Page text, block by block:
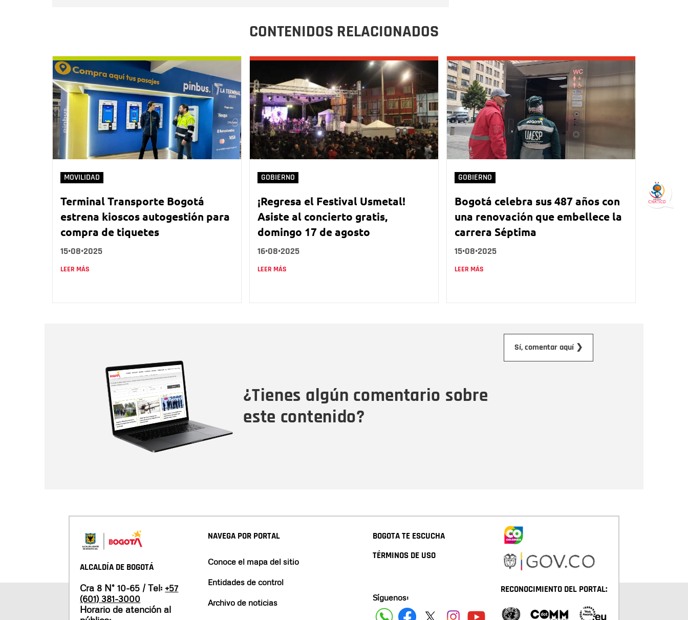
CONTENIDOS RELACIONADOS
MOVILIDAD
Terminal Transporte Bogotá
estrena kioscos autogestión para
compra de tiquetes
15•08•2025
LEER MÁS
GOBIERNO
¡Regresa el Festival Usmetal!
Asiste al concierto gratis,
domingo 17 de agosto
16•08•2025
LEER MÁS
GOBIERNO
Bogotá celebra sus 487 años con
una renovación que embellece la
carrera Séptima
15•08•2025
LEER MÁS
¿Tienes algún comentario sobre
este contenido?
Sí, comentar aquí ❯
ALCALDÍA DE BOGOTÁ
Cra 8 N° 10-65 / Tel: +57
(601) 381-3000
Horario de atención al
NAVEGA POR PORTAL
Conoce el mapa del sitio
Entidades de control
Archivo de noticias
BOGOTA TE ESCUCHA
TÉRMINOS DE USO
Síguenos:
RECONOCIMIENTO DEL PORTAL: